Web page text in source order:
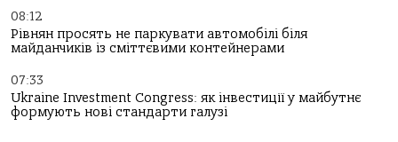
08:12
Рівнян просять не паркувати автомобілі біля
майданчиків із сміттєвими контейнерами
07:33
Ukraine Investment Congress: як інвестиції у майбутнє
формують нові стандарти галузі